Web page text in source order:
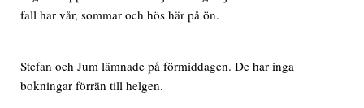
fall har vår, sommar och hös här på ön.
Stefan och Jum lämnade på förmiddagen. De har inga
bokningar förrän till helgen.